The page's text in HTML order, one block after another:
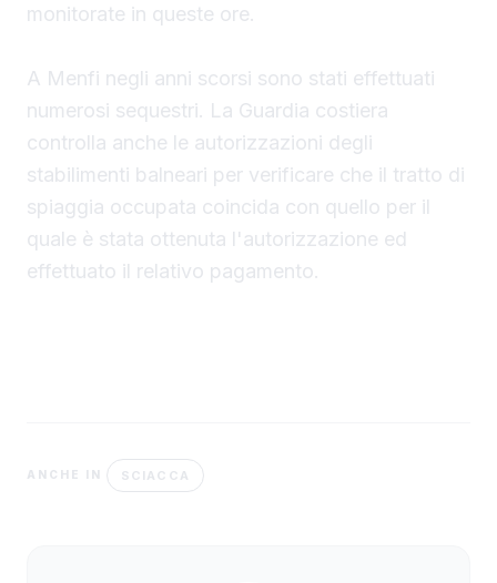
monitorate in queste ore.
A Menfi negli anni scorsi sono stati effettuati
numerosi sequestri. La Guardia costiera
controlla anche le autorizzazioni degli
stabilimenti balneari per verificare che il tratto di
spiaggia occupata coincida con quello per il
quale è stata ottenuta l'autorizzazione ed
effettuato il relativo pagamento.
ANCHE IN SCIACCA